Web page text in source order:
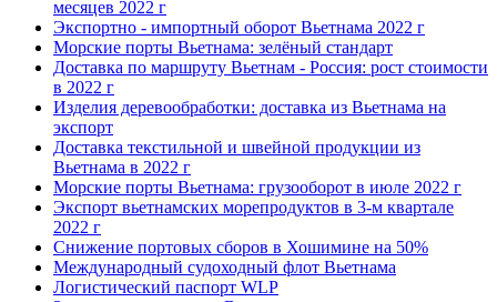
месяцев 2022 г
Экспортно - импортный оборот Вьетнама 2022 г
Морские порты Вьетнама: зелёный стандарт
Доставка по маршруту Вьетнам - Россия: рост стоимости
в 2022 г
Изделия деревообработки: доставка из Вьетнама на
экспорт
Доставка текстильной и швейной продукции из
Вьетнама в 2022 г
Морские порты Вьетнама: грузооборот в июле 2022 г
Экспорт вьетнамских морепродуктов в 3-м квартале
2022 г
Снижение портовых сборов в Хошимине на 50%
Международный судоходный флот Вьетнама
Логистический паспорт WLP